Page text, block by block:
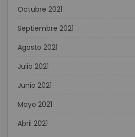
Octubre 2021
Septiembre 2021
Agosto 2021
Julio 2021
Junio 2021
Mayo 2021
Abril 2021